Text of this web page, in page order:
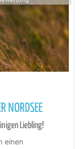
NORDSEE
Liebling!
einen